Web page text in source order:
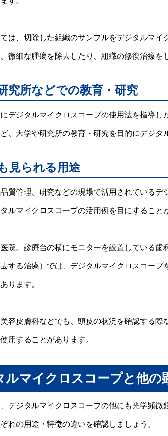
は、切除した組織のサンプルをデジタルマイ
微細な腫瘍を除去したり、組織の修復治療を
究所などでの教育・研究
デジタルマイクロスコープの使用法を指導
、大学や研究所の教育・研究を目的にデジタ
見られる用途
質管理、研究などの現場で活用されている
ルマイクロスコープの活用例を目にすること
院。診療台の横にモニターを設置している
する治療）では、デジタルマイクロスコープ
ります。
容皮膚科などでも、頭皮の状況を確認する際
用することがあります。
ルマイクロスコープと他の
デジタルマイクロスコープの他にも光学顕微
れの用途・特徴の違いを確認しましょう。